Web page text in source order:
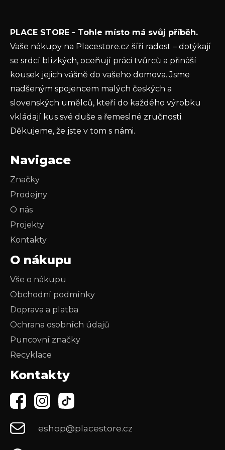
ochrany osobních údajů
PŘIHLÁSIT SE
PLACE STORE - Tohle místo má svůj příběh.
Vaše nákupy na Placestore.cz šíří radost – dotýkají
se srdcí blízkých, oceňují práci tvůrců a přináší
kousek jejich vášně do vašeho domova. Jsme
nadšeným spojencem malých českých a
slovenských umělců, kteří do každého výrobku
vkládají kus své duše a řemeslné zručnosti.
Děkujeme, že jste v tom s námi.
Navigace
Značky
Prodejny
O nás
Projekty
Kontakty
O nákupu
Vše o nákupu
Obchodní podmínky
Doprava a platba
Ochrana osobních údajů
Puncovní značky
Recyklace
Kontakty
eshop@placestore.cz